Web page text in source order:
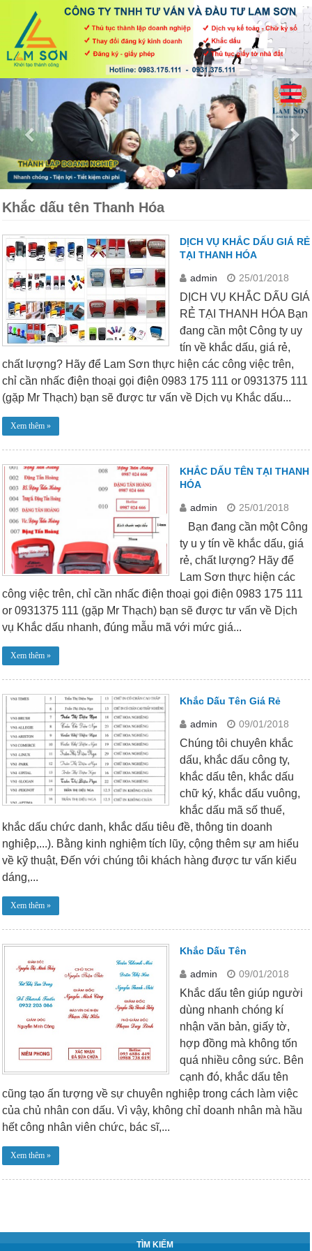
Khắc dấu tên Thanh Hóa
DỊCH VỤ KHẮC DẤU GIÁ RẺ
TẠI THANH HÓA
admin 25/01/2018
DỊCH VỤ KHẮC DẤU GIÁ
RẺ TẠI THANH HÓA Bạn
đang cần một Công ty uy
tín về khắc dấu, giá rẻ,
chất lượng? Hãy để Lam Sơn thực hiện các công việc trên,
chỉ cần nhấc điện thoại gọi điện 0983 175 111 or 0931375 111
(gặp Mr Thạch) bạn sẽ được tư vấn về Dịch vụ Khắc dấu...
Xem thêm »
KHẮC DẤU TÊN TẠI THANH
HÓA
admin 25/01/2018
Bạn đang cần một Công
ty u y tín về khắc dấu, giá
rẻ, chất lượng? Hãy để
Lam Sơn thực hiện các
công việc trên, chỉ cần nhấc điện thoại gọi điện 0983 175 111
or 0931375 111 (gặp Mr Thạch) bạn sẽ được tư vấn về Dịch
vụ Khắc dấu nhanh, đúng mẫu mã với mức giá...
Xem thêm »
Khắc Dấu Tên Giá Rẻ
admin 09/01/2018
Chúng tôi chuyên khắc
dấu, khắc dấu công ty,
khắc dấu tên, khắc dấu
chữ ký, khắc dấu vuông,
khắc dấu mã số thuế,
khắc dấu chức danh, khắc dấu tiêu đề, thông tin doanh
nghiệp,...). Bằng kinh nghiệm tích lũy, cộng thêm sự am hiểu
về kỹ thuật, Đến với chúng tôi khách hàng được tư vấn kiểu
dáng,...
Xem thêm »
Khắc Dấu Tên
admin 09/01/2018
Khắc dấu tên giúp người
dùng nhanh chóng kí
nhận văn bản, giấy tờ,
hợp đồng mà không tốn
quá nhiều công sức. Bên
cạnh đó, khắc dấu tên
cũng tạo ấn tượng về sự chuyên nghiệp trong cách làm việc
của chủ nhân con dấu. Vì vậy, không chỉ doanh nhân mà hầu
hết công nhân viên chức, bác sĩ,...
Xem thêm »
TÌM KIẾM